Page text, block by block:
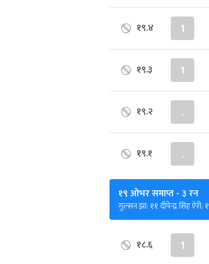
१९.४ 1
१९.३ 1
१९.२ .
१९.१ .
१९ ओभर समाप्त- ३ रन
गुल्सन झा: ११ दीपेन्द्र सिंह ऐरी: १
१८.६ 1